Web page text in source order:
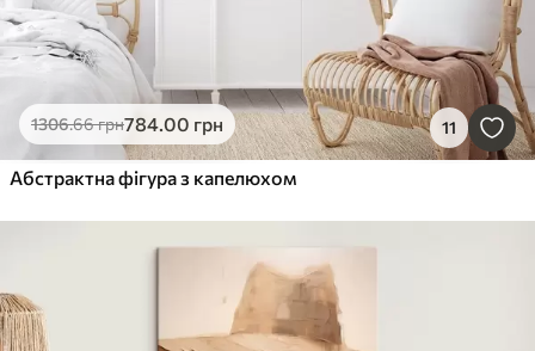
1306.66грн784.00 грн 11
Абстрактна фігура з капелюхом